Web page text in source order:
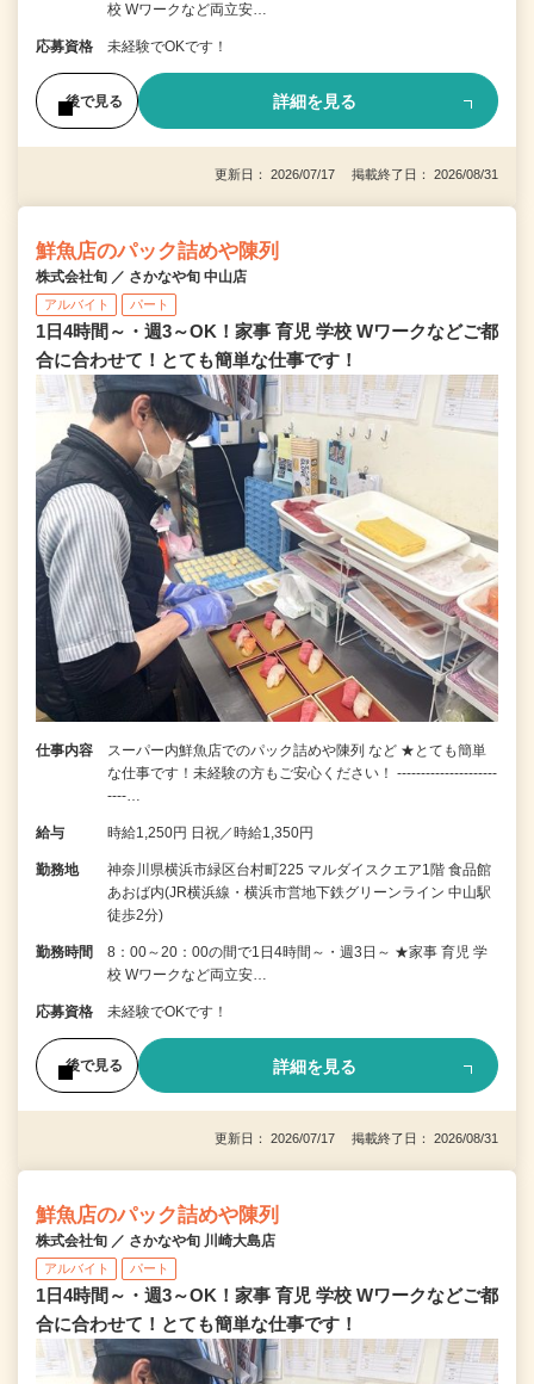
校 Wワークなど両立安…
応募資格 未経験でOKです！
後で見る 詳細を見る
更新日： 2026/07/17 掲載終了日： 2026/08/31
鮮魚店のパック詰めや陳列
株式会社旬 ／ さかなや旬 中山店
アルバイト パート
1日4時間～・週3～OK！家事 育児 学校 Wワークなどご都
合に合わせて！とても簡単な仕事です！
仕事内容
スーパー内鮮魚店でのパック詰めや陳列 など ★とても簡単
な仕事です！未経験の方もご安心ください！ ---------------------
----…
給与 時給1,250円 日祝／時給1,350円
勤務地
神奈川県横浜市緑区台村町225 マルダイスクエア1階 食品館
あおば内(JR横浜線・横浜市営地下鉄グリーンライン 中山駅
徒歩2分)
勤務時間
8：00～20：00の間で1日4時間～・週3日～ ★家事 育児 学
校 Wワークなど両立安…
応募資格 未経験でOKです！
後で見る 詳細を見る
更新日： 2026/07/17 掲載終了日： 2026/08/31
鮮魚店のパック詰めや陳列
株式会社旬 ／ さかなや旬 川崎大島店
アルバイト パート
1日4時間～・週3～OK！家事 育児 学校 Wワークなどご都
合に合わせて！とても簡単な仕事です！